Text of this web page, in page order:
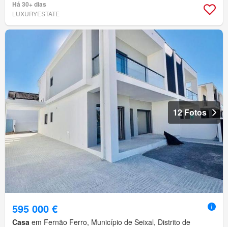
Há 30+ dias
LUXURYESTATE
12 Fotos
595 000 €
Casa em Fernão Ferro, Município de Seixal, Distrito de